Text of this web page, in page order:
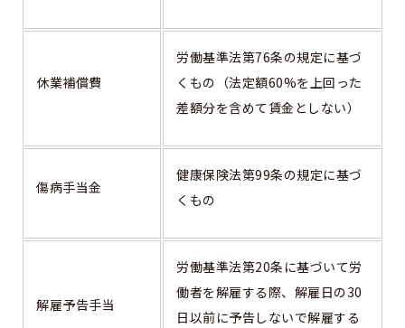
休業補償費
労働基準法第76条の規定に基づ
くもの（法定額60%を上回った
差額分を含めて賃金としない）
傷病手当金
健康保険法第99条の規定に基づ
くもの
解雇予告手当
労働基準法第20条に基づいて労
働者を解雇する際、解雇日の30
日以前に予告しないで解雇する